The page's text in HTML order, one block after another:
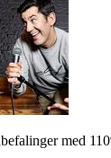
med